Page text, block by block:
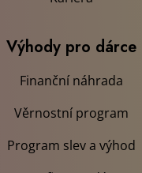
Bezpříspěvkové dárcovství
Blog